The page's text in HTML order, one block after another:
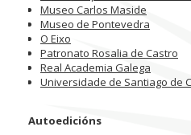
Museo Carlos Maside
Museo de Pontevedra
O Eixo
Patronato Rosalia de Castro
Real Academia Galega
Universidade de Santiago de
Autoedicións